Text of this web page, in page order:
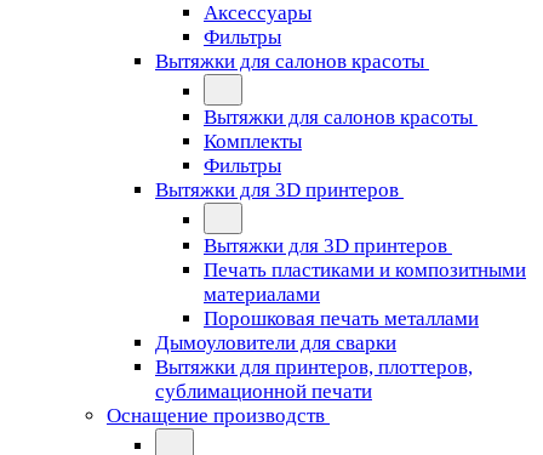
Аксессуары
Фильтры
Вытяжки для салонов красоты
Вытяжки для салонов красоты
Комплекты
Фильтры
Вытяжки для 3D принтеров
Вытяжки для 3D принтеров
Печать пластиками и композитными
материалами
Порошковая печать металлами
Дымоуловители для сварки
Вытяжки для принтеров, плоттеров,
сублимационной печати
Оснащение производств